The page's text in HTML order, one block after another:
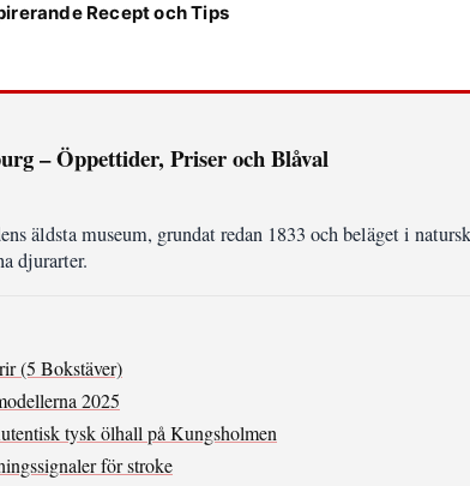
Recept och Tips
– Öppettider, Priser och Blåval
äldsta museum, grundat redan 1833 och beläget i
djurarter.
(5 Bokstäver)
2025
tysk ölhall på Kungsholmen
för stroke